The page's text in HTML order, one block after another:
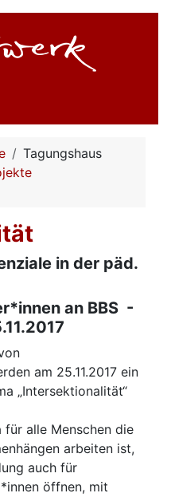
Tagungshaus
in der päd.
an BBS -
am 25.11.2017 ein
„Intersektionalität“
für alle Menschen die
arbeiten ist,
auch für
öffnen, mit